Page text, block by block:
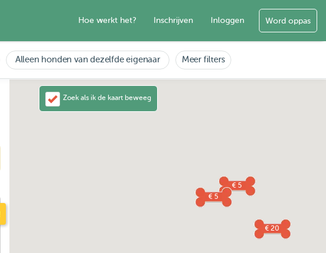
Hoe werkt het? Inschrijven Inloggen Word oppas
Alleen honden van dezelfde eigenaar Meer filters
€ 5
€ 20
€ 5
Zoek als ik de kaart beweeg